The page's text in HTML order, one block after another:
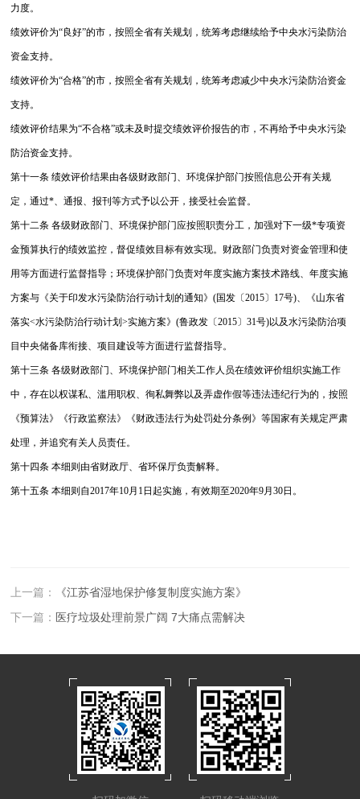
力度。
绩效评价为“良好”的市，按照全省有关规划，统筹考虑继续给予中央水污染防治
资金支持。
绩效评价为“合格”的市，按照全省有关规划，统筹考虑减少中央水污染防治资金
支持。
绩效评价结果为“不合格”或未及时提交绩效评价报告的市，不再给予中央水污染
防治资金支持。
第十一条 绩效评价结果由各级财政部门、环境保护部门按照信息公开有关规
定，通过*、通报、报刊等方式予以公开，接受社会监督。
第十二条 各级财政部门、环境保护部门应按照职责分工，加强对下一级*专项资
金预算执行的绩效监控，督促绩效目标有效实现。 财政部门负责对资金管理和使
用等方面进行监督指导；环境保护部门负责对年度实施方案技术路线、年度实施
方案与《关于印发水污染防治行动计划的通知》(国发〔2015〕17号)、《山东省
落实<水污染防治行动计划>实施方案》(鲁政发〔2015〕31号)以及水污染防治项
目中央储备库衔接、项目建设等方面进行监督指导。
第十三条 各级财政部门、环境保护部门相关工作人员在绩效评价组织实施工作
中，存在以权谋私、滥用职权、徇私舞弊以及弄虚作假等违法违纪行为的，按照
《预算法》《行政监察法》《财政违法行为处罚处分条例》等国家有关规定严肃
处理，并追究有关人员责任。
第十四条 本细则由省财政厅、省环保厅负责解释。
第十五条 本细则自2017年10月1日起实施，有效期至2020年9月30日。
上一篇：
《江苏省湿地保护修复制度实施方案》
下一篇： 医疗垃圾处理前景广阔 7大痛点需解决